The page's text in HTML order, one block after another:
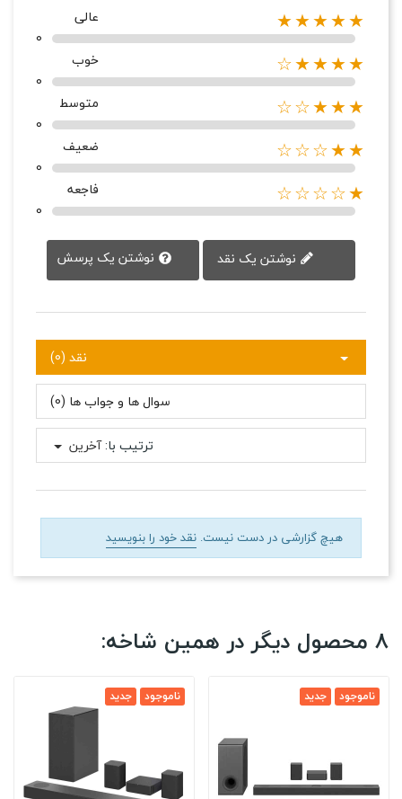
★★★★★
عالی
0
★★★★☆
خوب
0
★★★☆☆
متوسط
0
★★☆☆☆
ضعیف
0
★☆☆☆☆
فاجعه
0
نوشتن یک پرسش
نقد (0)
سوال ها و جواب ها (0)
ترتیب با:آخرین
هیچ گزارشی در دست نیست. نقد خود را بنویسید
8 محصول دیگر در همین شاخه:
جدید ناموجود جدید ناموجود